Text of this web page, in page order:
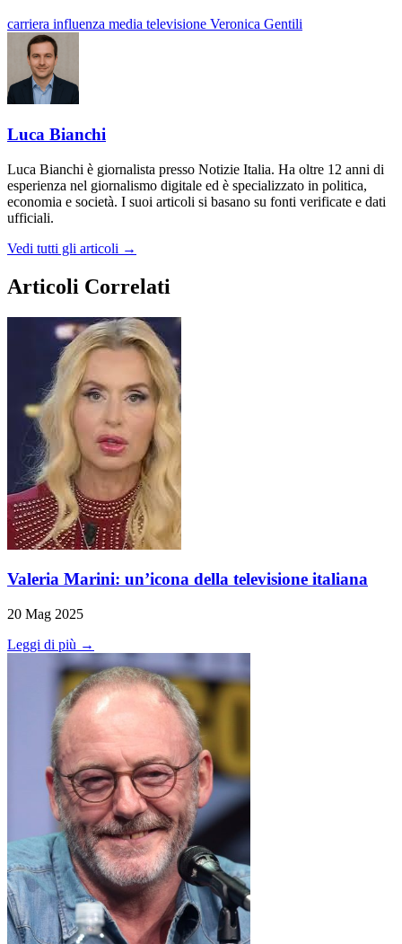
carriera influenza media televisione Veronica Gentili
Luca Bianchi
Luca Bianchi è giornalista presso Notizie Italia. Ha oltre 12 anni di
esperienza nel giornalismo digitale ed è specializzato in politica,
economia e società. I suoi articoli si basano su fonti verificate e dati
ufficiali.
Vedi tutti gli articoli →
Articoli Correlati
Valeria Marini: un’icona della televisione italiana
20 Mag 2025
Leggi di più →